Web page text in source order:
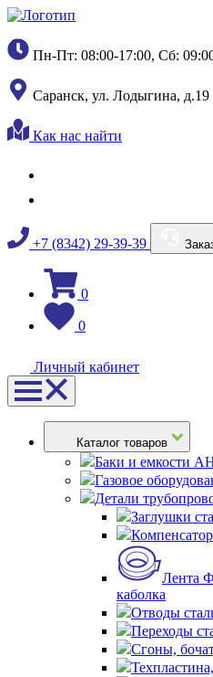
Пн-Пт: 08:00-17:00, Сб:
Саранск, ул. Лодыгина, д.19
Как нас найти
+7 (8342) 29-39-39
0
0
Личный кабинет
Каталог товаров
Баки и емкости
Газовое
Детали
Заглушки
Лента
каболка
Отводы
Переходы
Сгоны,